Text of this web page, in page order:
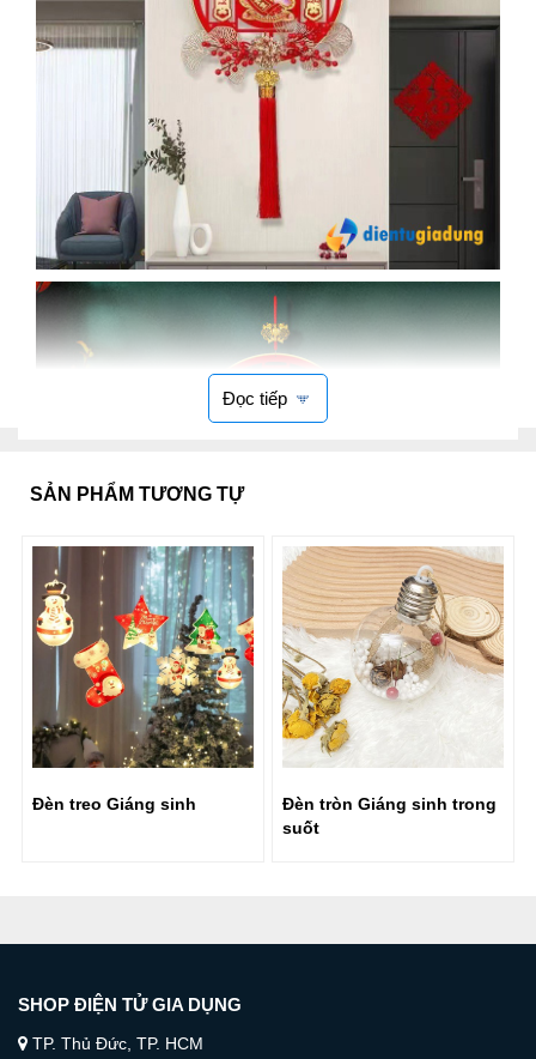
Đọc tiếp
SẢN PHẨM TƯƠNG TỰ
Đèn treo Giáng sinh
Đèn tròn Giáng sinh trong
suốt
SHOP ĐIỆN TỬ GIA DỤNG
TP. Thủ Đức, TP. HCM